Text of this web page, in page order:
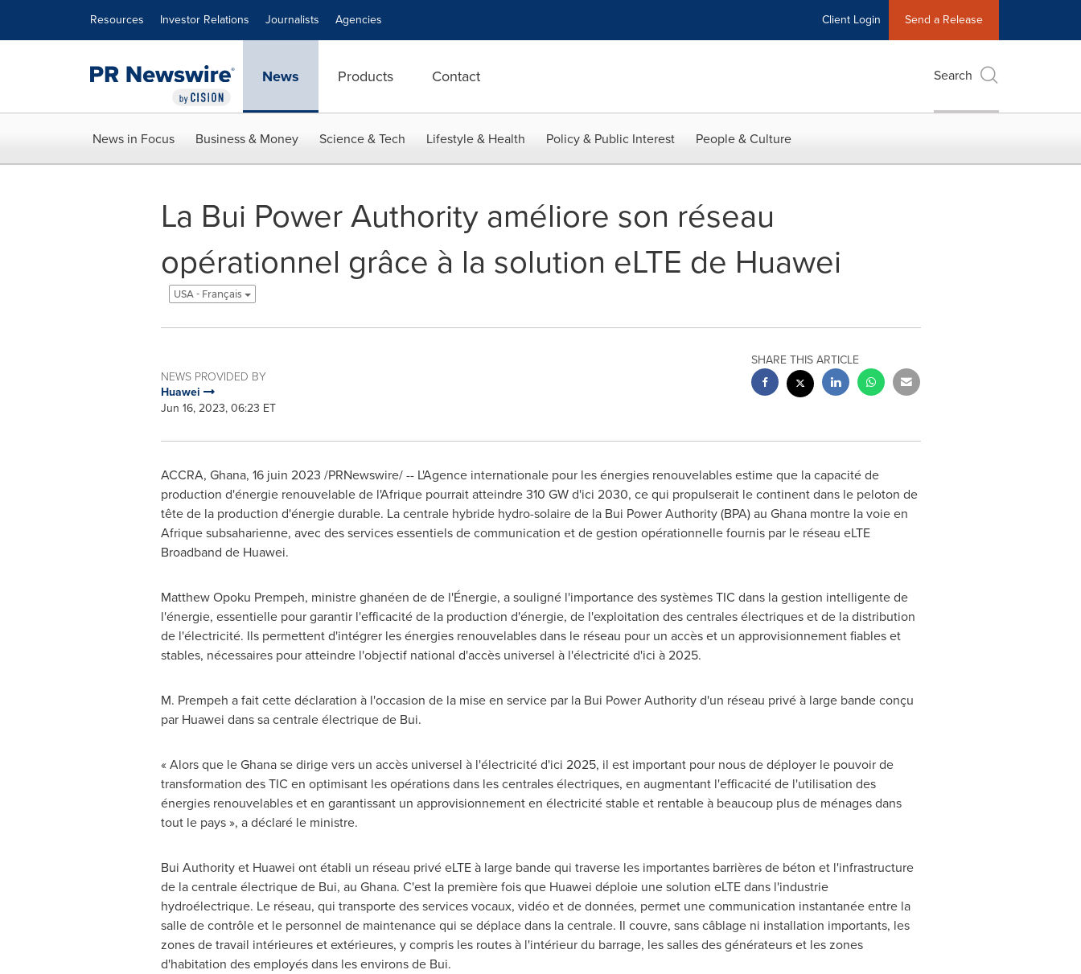
Resources Investor Relations Journalists Agencies Client Login Send a Release
News Products Contact Search
News in Focus Business & Money Science & Tech Lifestyle & Health Policy & Public Interest People & Culture
La Bui Power Authority améliore son réseau
opérationnel grâce à la solution eLTE de Huawei
USA - Français
NEWS PROVIDED BY
Huawei
Jun 16, 2023, 06:23 ET
SHARE THIS ARTICLE
ACCRA, Ghana, 16 juin 2023 /PRNewswire/ -- L'Agence internationale pour les énergies renouvelables estime que la capacité de
production d'énergie renouvelable de l'Afrique pourrait atteindre 310 GW d'ici 2030, ce qui propulserait le continent dans le peloton de
tête de la production d'énergie durable. La centrale hybride hydro-solaire de la Bui Power Authority (BPA) au Ghanamontre la voie en
Afrique subsaharienne, avec des services essentiels de communication et de gestion opérationnellefournispar le réseau eLTE
Broadband de Huawei.
Matthew Opoku Prempeh, ministre ghanéen de de l'Énergie, a souligné l'importance des systèmes TIC dans la gestion intelligente de
l'énergie, essentielle pour garantir l'efficacité de la production d'énergie, de l'exploitation des centrales électriques et de la distribution
de l'électricité. Ils permettent d'intégrer les énergies renouvelables dans le réseau pour un accès et un approvisionnement fiables et
stables, nécessaires pour atteindre l'objectif national d'accès universel à l'électricité d'ici à 2025.
M. Prempeh a fait cette déclaration à l'occasion de la mise en service par la Bui Power Authority d'un réseau privé à large bande conçu
par Huawei dans sa centrale électrique de Bui.
« Alors que leGhanase dirige vers un accès universel à l'électricité d'ici 2025, il est important pour nous de déployer le pouvoir de
transformation des TIC en optimisant les opérations dans les centrales électriques, en augmentant l'efficacité de l'utilisation des
énergies renouvelables et en garantissant un approvisionnement en électricité stable et rentable à beaucoup plus de ménages dans
tout le pays », a déclaré le ministre.
Bui Authority et Huawei ont établi un réseau privé eLTE à large bande qui traverse les importantes barrières de béton et l'infrastructure
de la centrale électrique de Bui, au Ghana. C'est la première fois que Huawei déploie une solution eLTE dans l'industrie
hydroélectrique. Le réseau, qui transporte des services vocaux, vidéo et de données, permet une communication instantanée entre la
salle de contrôle et le personnel de maintenance qui se déplace dans la centrale. Il couvre, sans câblage ni installation importants, les
zones de travail intérieures et extérieures, y compris les routes à l'intérieur du barrage, les salles des générateurs et les zones
d'habitation des employés dans les environs de Bui.